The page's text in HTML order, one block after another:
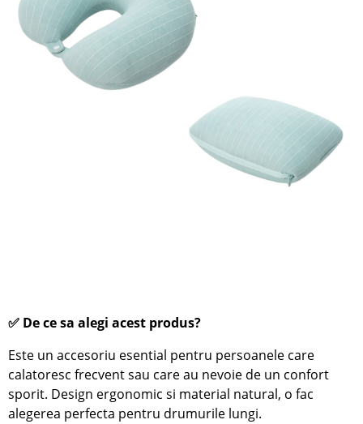
✅ De ce sa alegi acest produs?
Este un accesoriu esential pentru persoanele care
calatoresc frecvent sau care au nevoie de un confort
sporit. Design ergonomic si material natural, o fac
alegerea perfecta pentru drumurile lungi.